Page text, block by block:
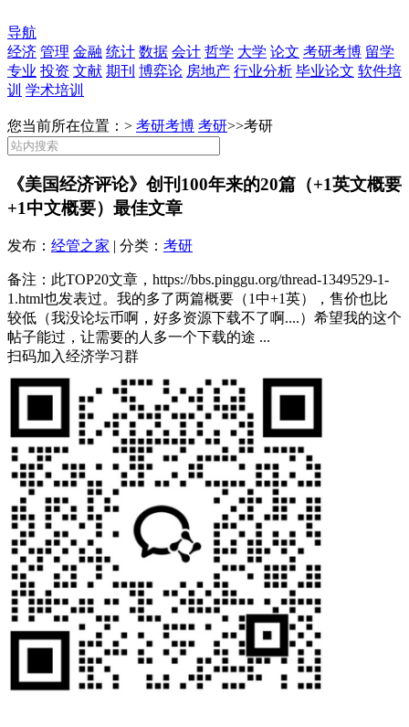
导航
经济 管理 金融 统计 数据 会计 哲学 大学 论文 考研考博 留学
专业 投资 文献 期刊 博弈论 房地产 行业分析 毕业论文 软件培
训 学术培训
您当前所在位置：> 考研考博 考研>>考研
《美国经济评论》创刊100年来的20篇（+1英文概要
+1中文概要）最佳文章
发布： 经管之家 | 分类： 考研
备注：此TOP20文章，https://bbs.pinggu.org/thread-1349529-1-
1.html也发表过。我的多了两篇概要（1中+1英），售价也比
较低（我没论坛币啊，好多资源下载不了啊....）希望我的这个
帖子能过，让需要的人多一个下载的途 ...
扫码加入经济学习群